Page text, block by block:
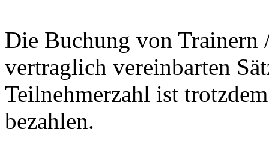
Die Buchung von Trainern
vertraglich vereinbarten
Teilnehmerzahl ist
bezahlen.